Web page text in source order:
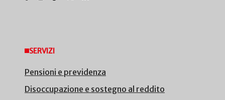
SERVIZI
Pensioni e previdenza
Disoccupazione e sostegno al reddito